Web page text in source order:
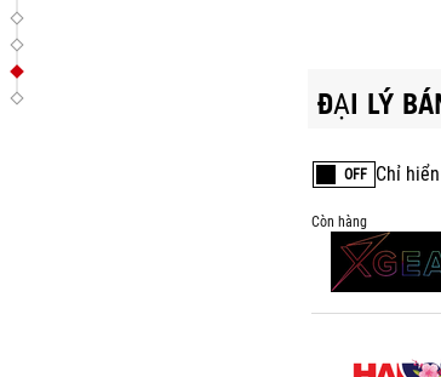
ĐẠI LÝ
OFF Chỉ
Còn hàng